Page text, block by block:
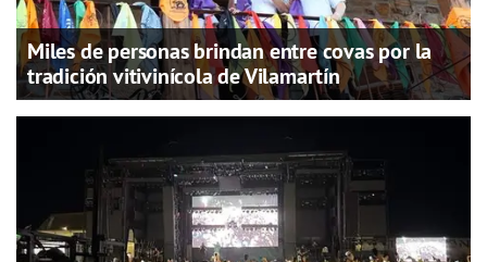
Miles de personas brindan entre covas por la
tradición vitivinícola de Vilamartín